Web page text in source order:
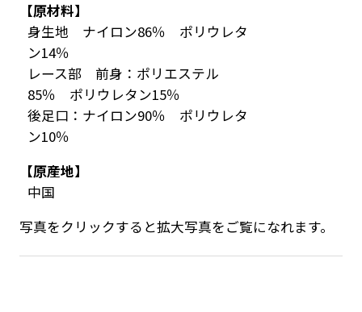
【原材料】
身生地 ナイロン86％ ポリウレタ
ン14％
レース部 前身：ポリエステル
85％ ポリウレタン15％
後足口：ナイロン90％ ポリウレタ
ン10％
【原産地】
中国
写真をクリックすると拡大写真をご覧になれます。